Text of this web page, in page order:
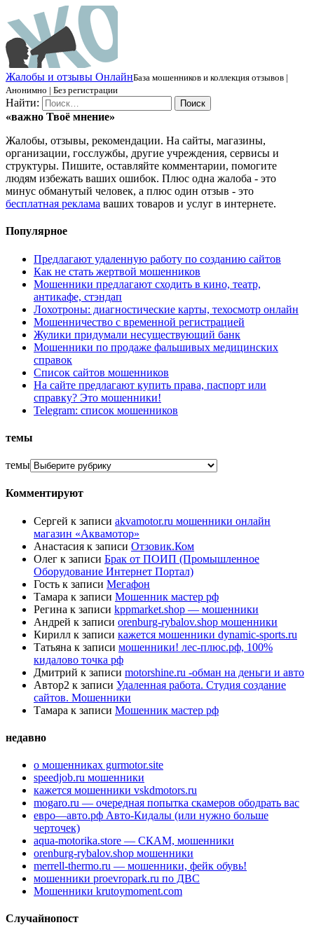
Жалобы и отзывы ОнлайнБаза мошенников и коллекция отзывов |
Анонимно | Без регистрации
Найти:
«важно Твоё мнение»
Жалобы, отзывы, рекомендации. На сайты, магазины,
организации, госслужбы, другие учреждения, сервисы и
структуры. Пишите, оставляйте комментарии, помогите
людям избежать ваших ошибок. Плюс одна жалоба - это
минус обманутый человек, а плюс один отзыв - это
бесплатная реклама ваших товаров и услуг в интернете.
Популярное
Предлагают удаленную работу по созданию сайтов
Как не стать жертвой мошенников
Мошенники предлагают сходить в кино, театр,
антикафе, стэндап
Лохотроны: диагностические карты, техосмотр онлайн
Мошенничество с временной регистрацией
Жулики придумали несуществующий банк
Мошенники по продаже фальшивых медицинских
справок
Список сайтов мошенников
На сайте предлагают купить права, паспорт или
справку? Это мошенники!
Telegram: список мошенников
темы
темы
Комментируют
Сергей к записи akvamotor.ru мошенники онлайн
магазин «Аквамотор»
Анастасия к записи Отзовик.Ком
Олег к записи Брак от ПОИП (Промышленное
Оборудование Интернет Портал)
Гость к записи Мегафон
Тамара к записи Мошенник мастер рф
Регина к записи kppmarket.shop — мошенники
Андрей к записи orenburg-rybalov.shop мошенники
Кирилл к записи кажется мошенники dynamic-sports.ru
Татьяна к записи мошенники! лес-плюс.рф, 100%
кидалово точка рф
Дмитрий к записи motorshine.ru -обман на деньги и авто
Автор2 к записи Удаленная работа. Студия создание
сайтов. Мошенники
Тамара к записи Мошенник мастер рф
недавно
о мошенниках gurmotor.site
speedjob.ru мошенники
кажется мошенники vskdmotors.ru
mogaro.ru — очередная попытка скамеров ободрать вас
евро—авто.рф Авто-Кидалы (или нужно больше
черточек)
aqua-motorika.store — СКАМ, мошенники
orenburg-rybalov.shop мошенники
merrell-thermo.ru — мошенники, фейк обувь!
мошенники proevropark.ru по ДВС
Мошенники krutoymoment.com
Случайнопост